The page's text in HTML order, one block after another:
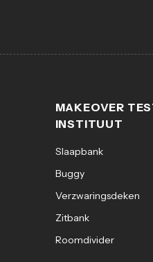
MAKEOVER
INSTITUUT
Slaapbank
Buggy
Verzwaringsdeken
Zitbank
Roomdivider